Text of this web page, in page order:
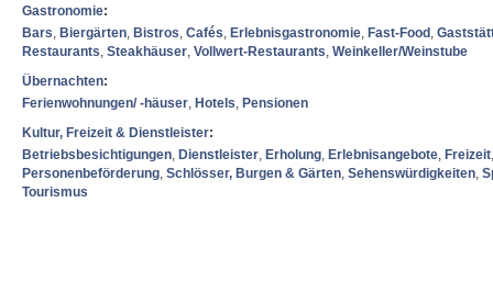
Gastronomie:
Bars, Biergärten, Bistros, Cafés, Erlebnisgastronomie, Fast-Food ,
Restaurants, Steakhäuser, Vollwert-Restaurants, Weinkeller/Weinstube
Übernachten:
Ferienwohnungen/ -häuser, Hotels, Pensionen
Kultur, Freizeit & Dienstleister:
Betriebsbesichtigungen, Dienstleister, Erholung, Erlebnisangebote, Freizeit
Personenbeförderung, Schlösser, Burgen & Gärten, Sehenswürdigkeiten,
Tourismus